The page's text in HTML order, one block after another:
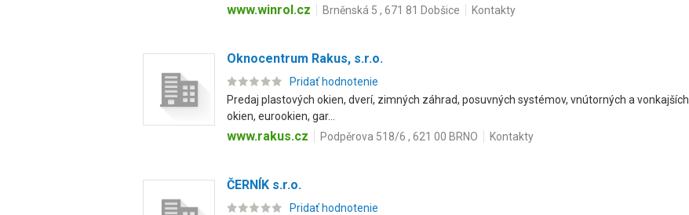
www.winrol.cz Brněnská 5 , 671 81 Dobšice Kontakty
Oknocentrum Rakus, s.r.o.
Pridať hodnotenie
Predaj plastových okien, dverí, zimných záhrad, posuvných systémov, vnútorných a
okien, eurookien, gar...
www.rakus.cz Podpěrova 518/6 , 621 00 BRNO Kontakty
ČERNÍK s.r.o.
Pridať hodnotenie